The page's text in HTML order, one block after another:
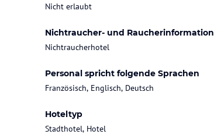
Nicht erlaubt
Nichtraucher- und Raucherinformation
Nichtraucherhotel
Personal spricht folgende Sprachen
Französisch, Englisch, Deutsch
Hoteltyp
Stadthotel, Hotel